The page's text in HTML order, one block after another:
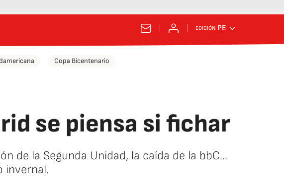
EDICIÓN PE
Copa Bicentenario
se piensa si fichar
de la Segunda Unidad, la caída de la bbC...
invernal.